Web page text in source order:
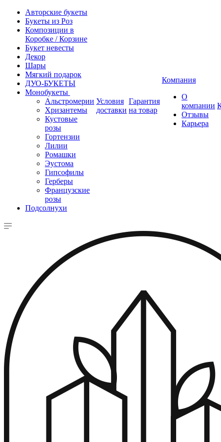
Авторские букеты
Букеты из Роз
Композиции в
Коробке / Корзине
Букет невесты
Декор
Шары
Мягкий подарок
ДУО-БУКЕТЫ
Монобукеты
Альстромерии
Хризантемы
Кустовые
розы
Гортензии
Лилии
Ромашки
Эустома
Гипсофилы
Герберы
Французские
розы
Подсолнухи
Условия
доставки
Гарантия
на товар
Компания
О
компании
Отзывы
Карьера